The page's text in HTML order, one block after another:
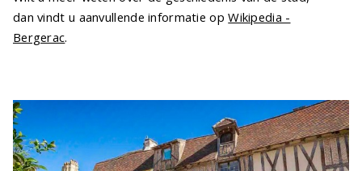
dan vindt u aanvullende informatie opWikipedia -
Bergerac.